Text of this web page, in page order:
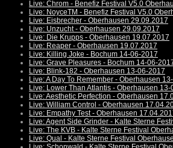
Live: Chrom - Benefiz Festival V5.0
Live: NoyceTM - Benefiz Festival V5.0
Live: Eisbrecher - Oberhausen 29.09.2017
Live: Unzucht - Oberhausen 29.09.2017
Live: Die Krupps - Oberhausen 19.07.2017
Live: Reaper - Oberhausen 19.07.2017
Live: Killing Joke - Bochum 14-06-2017
Live: Grave Pleasures - Bochum 14-06-
Live: Blink-182 - Oberhausen 13-06-2017
Live: A Day To Remember - Oberhausen
Live: Lower Than Atlantis - Oberhausen 13-
Live: Aesthetic Perfection - Oberhausen
Live: William Control - Oberhausen
Live: Empathy Test - Oberhausen
Live: Agent Side Grinder - Kalte Sterne
Live: The KVB - Kalte Sterne Festival
Live: Qual - Kalte Sterne Festival